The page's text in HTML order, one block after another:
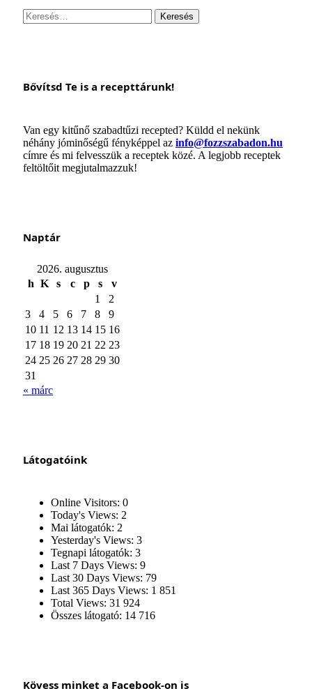
Keresés:
Bővítsd Te is a recepttárunk!
Van egy kitűnő szabadtűzi recepted? Küldd el nekünk
néhány jóminőségű fényképpel az info@fozzszabadon.hu
címre és mi felvesszük a receptek közé. A legjobb receptek
feltöltőit megjutalmazzuk!
Naptár
2026. augusztus
h K s c p s
v
1
2
3
4 5 6 7 8
9
10 11 12 13 14 15 16
17 18 19 20 21 22 23
24 25 26 27 28 29 30
31
« márc
Látogatóink
Online Visitors: 0
Today's Views: 2
Mai látogatók: 2
Yesterday's Views: 3
Tegnapi látogatók: 3
Last 7 Days Views: 9
Last 30 Days Views: 79
Last 365 Days Views: 1 851
Total Views: 31 924
Összes látogató: 14 716
Kövess minket a Facebook-on is